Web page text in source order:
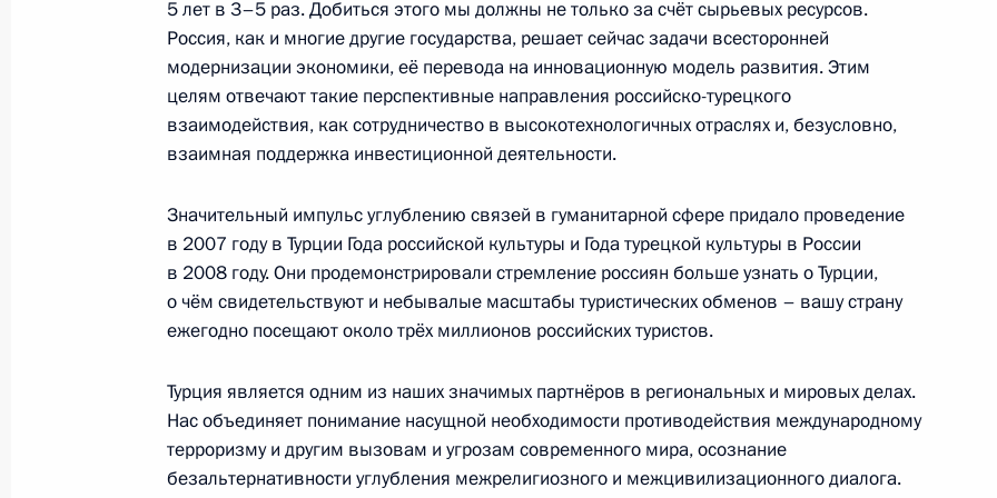
13 мая 2010 года, 18:30 Московская область, Горки
Стенографический отчёт о заседании Комиссии
по модернизации и технологическому развитию экономики
13 мая 2010 года, 17:00 Московская область, Горки
Рабочая встреча с губернатором Магаданской области
13 мая 2010 года, 16:00 Московская область, Горки
5 лет в 3–5 раз. Добиться этого мы должны не только за счёт сырьевых ресурсов.
Россия, как и многие другие государства, решает сейчас задачи всесторонней
модернизации экономики, её перевода на инновационную модель развития. Этим
целям отвечают такие перспективные направления российско-турецкого
взаимодействия, как сотрудничество в высокотехнологичных отраслях и, безусловно,
взаимная поддержка инвестиционной деятельности.
Значительный импульс углублению связей в гуманитарной сфере придало проведение
в 2007 году в Турции Года российской культуры и Года турецкой культуры в России
в 2008 году. Они продемонстрировали стремление россиян больше узнать о Турции,
о чём свидетельствуют и небывалые масштабы туристических обменов – вашу страну
ежегодно посещают около трёх миллионов российских туристов.
Турция является одним из наших значимых партнёров в региональных и мировых делах.
Нас объединяет понимание насущной необходимости противодействия международному
терроризму и другим вызовам и угрозам современного мира, осознание
безальтернативности углубления межрелигиозного и межцивилизационного диалога.